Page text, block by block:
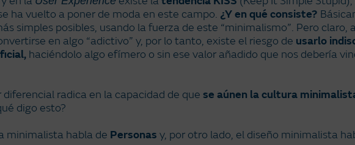
ha vuelto a poner de moda en este campo. ¿Y en qué consiste?
simples posibles, usando la fuerza de este “minimalismo”. Pero
en algo “adictivo” y, por lo tanto, existe el riesgo de usarlo
haciéndolo algo efímero o sin ese valor añadido que nos debería
diferencial radica en la capacidad de que se aúnen la cultura
digo esto?
minimalista habla de Personas y, por otro lado, el diseño minimalista